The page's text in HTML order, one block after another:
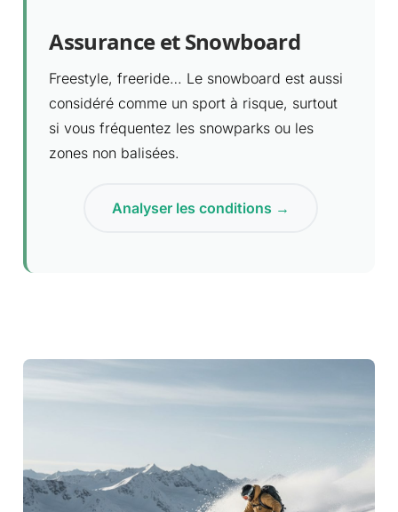
Assurance et Snowboard
Freestyle, freeride… Le snowboard est aussi
considéré comme un sport à risque, surtout
si vous fréquentez les snowparks ou les
zones non balisées.
Analyser les conditions →